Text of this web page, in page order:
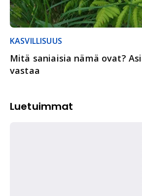
KASVILLISUUS
Mitä saniaisia nämä ovat?
vastaa
Luetuimmat